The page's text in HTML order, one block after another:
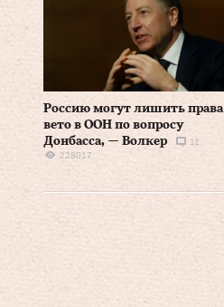
Россию могут лишить права
вето в ООН по вопросу
Донбасса, — Волкер
11
228017